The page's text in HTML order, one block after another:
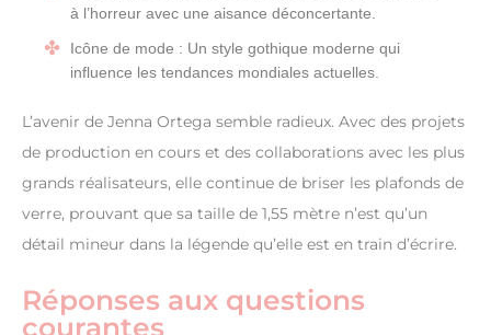
à l’horreur avec une aisance déconcertante.
Icône de mode : Un style gothique moderne qui
influence les tendances mondiales actuelles.
L’avenir de Jenna Ortega semble radieux. Avec des projets
de production en cours et des collaborations avec les plus
grands réalisateurs, elle continue de briser les plafonds de
verre, prouvant que sa taille de 1,55 mètre n’est qu’un
détail mineur dans la légende qu’elle est en train d’écrire.
Réponses aux questions
courantes